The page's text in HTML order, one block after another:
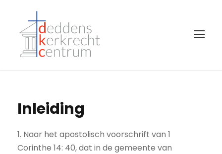
Inleiding
1. Naar het apostolisch voorschrift van 1
Corinthe 14: 40, dat in de gemeente van